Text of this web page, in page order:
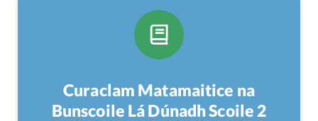
Curaclam Matamaitice na
Bunscoile Lá Dúnadh Scoile 2